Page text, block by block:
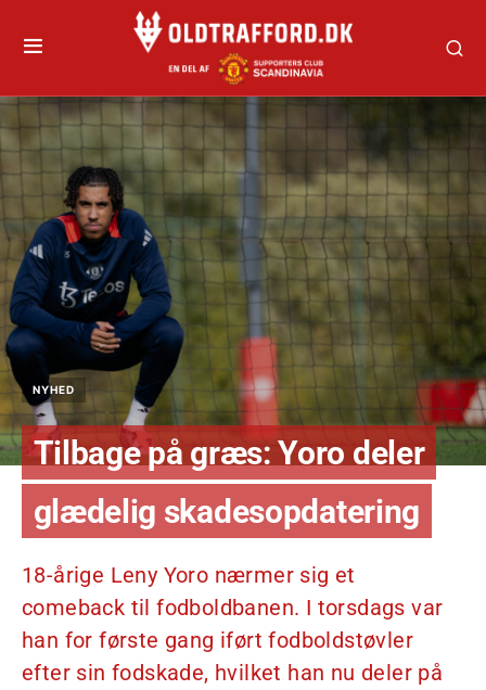
NYHED
Tilbage på græs: Yoro deler
glædelig skadesopdatering
18-årige Leny Yoro nærmer sig et
comeback til fodboldbanen. I torsdags var
han for første gang iført fodboldstøvler
efter sin fodskade, hvilket han nu deler på